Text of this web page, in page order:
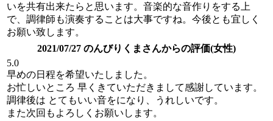
いを共有出来たらと思います。音楽的な音作りをする上
で、調律師も演奏することは大事ですね。今後とも宜しく
お願い致します。
2021/07/27 のんびりくまさんからの評価(女性)
5.0
早めの日程を希望いたしました。
お忙しいところ 早くきていただきまして感謝しています。
調律後は とてもいい音をになり、うれしいです。
また次回もよろしくお願いします。